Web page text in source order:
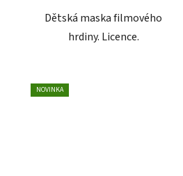
Dětská maska filmového
hrdiny. Licence.
NOVINKA